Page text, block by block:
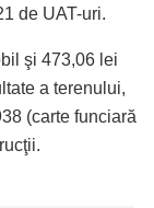
de UAT-uri.
şi 473,06 lei
a terenului,
(carte funciară